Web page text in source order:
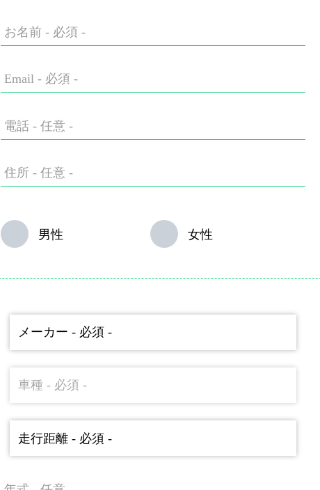
お名前 - 必須 -
Email - 必須 -
電話 - 任意 -
住所 - 任意 -
男性 女性